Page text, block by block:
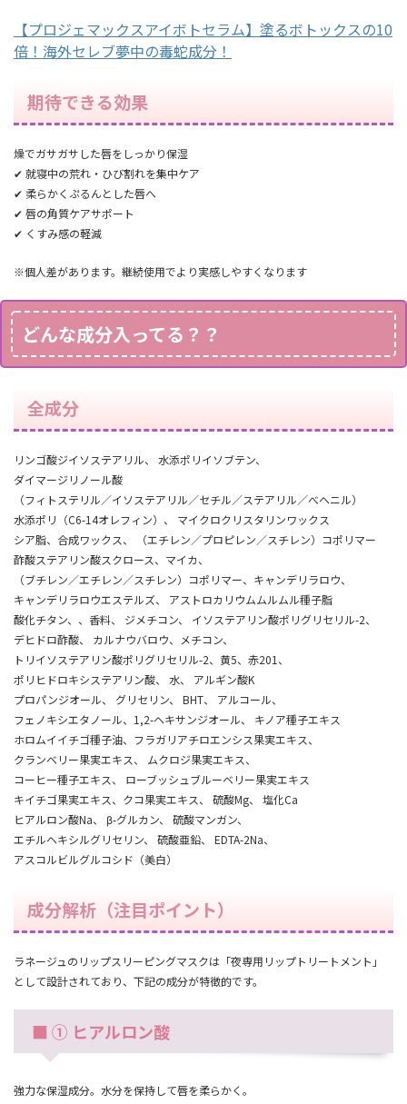
【プロジェマックスアイボトセラム】塗るボトックスの10
倍！海外セレブ夢中の毒蛇成分！
期待できる効果
燥でガサガサした唇をしっかり保湿
✔ 就寝中の荒れ・ひび割れを集中ケア
✔ 柔らかくぷるんとした唇へ
✔ 唇の角質ケアサポート
✔ くすみ感の軽減
※個人差があります。継続使用でより実感しやすくなります
どんな成分入ってる？？
全成分
リンゴ酸ジイソステアリル、 水添ポリイソブテン、
ダイマージリノール酸
（フィトステリル／イソステアリル／セチル／ステアリル／べヘニル）
水添ポリ（C6-14オレフィン）、 マイクロクリスタリンワックス
シア脂、合成ワックス、 （エチレン／プロピレン／スチレン）コポリマー
酢酸ステアリン酸スクロース、マイカ、
（ブチレン／エチレン／スチレン）コポリマー、キャンデリラロウ、
キャンデリラロウエステルズ、 アストロカリウムムルムル種子脂
酸化チタン、、香料、 ジメチコン、 イソステアリン酸ポリグリセリル-2、
デヒドロ酢酸、 カルナウバロウ、メチコン、
トリイソステアリン酸ポリグリセリル-2、黄5、赤201、
ポリヒドロキシステアリン酸、 水、 アルギン酸K
プロパンジオール、 グリセリン、 BHT、 アルコール、
フェノキシエタノール、1,2-ヘキサンジオール、 キノア種子エキス
ホロムイイチゴ種子油、フラガリアチロエンシス果実エキス、
クランベリー果実エキス、 ムクロジ果実エキス、
コーヒー種子エキス、 ローブッシュブルーベリー果実エキス
キイチゴ果実エキス、クコ果実エキス、 硫酸Mg、 塩化Ca
ヒアルロン酸Na、 β-グルカン、 硫酸マンガン、
エチルヘキシルグリセリン、 硫酸亜鉛、 EDTA-2Na、
アスコルビルグルコシド（美白）
成分解析（注目ポイント）
ラネージュのリップスリーピングマスクは「夜専用リップトリートメント」
として設計されており、下記の成分が特徴的です。
■ ① ヒアルロン酸
強力な保湿成分。水分を保持して唇を柔らかく。